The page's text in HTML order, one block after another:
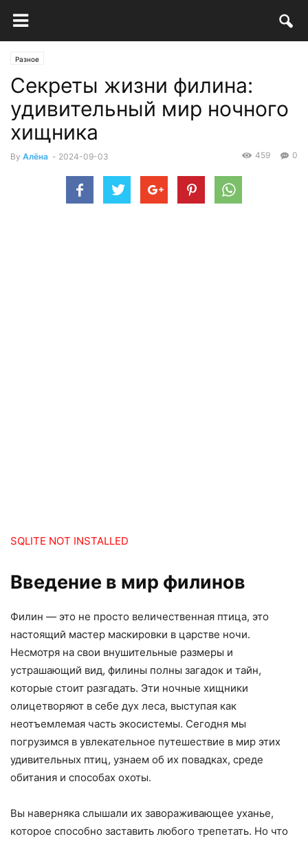
Разное
Секреты жизни филина:
удивительный мир ночного
хищника
By Алёна - 2024-09-03 0
459
SQLITE NOT INSTALLED
Введение в мир филинов
Филин — это не просто величественная птица, это
настоящий мастер маскировки в царстве ночи.
Несмотря на свои внушительные размеры и
устрашающий вид, филины полны загадок и тайн,
которые стоит разгадать. Эти ночные хищники
олицетворяют в себе дух леса, выступая как
неотъемлемая часть экосистемы. Сегодня мы
погрузимся в увлекательное путешествие в мир этих
удивительных птиц, узнаем об их повадках, среде
обитания и способах охоты.
Вы наверняка слышали их завораживающее уханье,
которое способно заставить любого трепетать. Но что